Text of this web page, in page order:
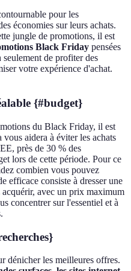
pour les
économies sur leurs achats.
jungle de promotions, il est
Black Friday pensées
de profiter des
votre expérience d'achat.
{#budget}
du Black Friday, il est
vous aidera à éviter les achats
près de 30 % des
lors de cette période. Pour ce
combien vous pouvez
efficace consiste à dresser une
acquérir, avec un prix maximum
concentrer sur l'essentiel et à
dénicher les meilleures offres.